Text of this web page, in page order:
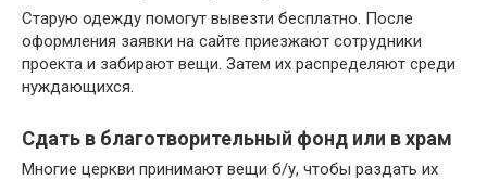
Старую одежду помогут вывезти бесплатно. После
оформления заявки на сайте приезжают сотрудники
проекта и забирают вещи. Затем их распределяют среди
нуждающихся.
Сдать в благотворительный фонд или в храм
Многие церкви принимают вещи б/у, чтобы раздать их